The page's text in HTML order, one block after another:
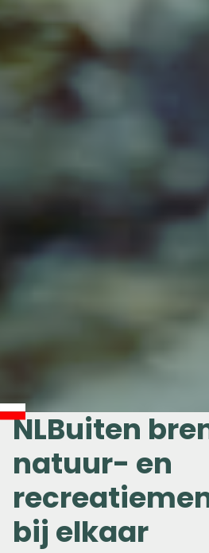
NLBuiten
natuur- en
bij elkaar